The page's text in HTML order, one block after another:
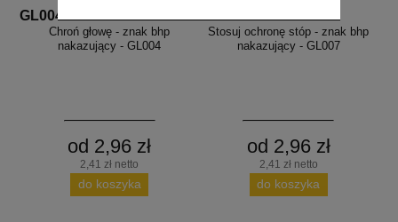
GL004
Chroń głowę - znak bhp
nakazujący - GL004
od 2,96 zł
2,41 zł netto
do koszyka
Stosuj ochronę stóp - znak bhp
nakazujący - GL007
od 2,96 zł
2,41 zł netto
do koszyka